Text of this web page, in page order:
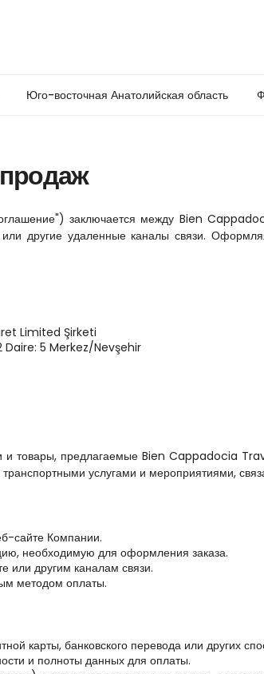
Юго-восточная Анатолийская область
заключается между Bien
другие удаленные каналы связи.
Limited Şirketi
Daire: 5 Merkez/Nevşehir
и товары, предлагаемые Bien Cappadocia
услугами и мероприятиями,
сайте Компании.
необходимую для оформления заказа.
или другим каналам связи.
методом оплаты.
карты, банковского перевода или других
и полноты данных для оплаты.